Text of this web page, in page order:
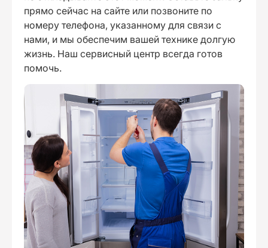
прямо сейчас на сайте или позвоните по
номеру телефона, указанному для связи с
нами, и мы обеспечим вашей технике долгую
жизнь. Наш сервисный центр всегда готов
помочь.